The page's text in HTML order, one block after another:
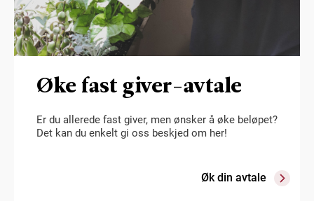
Øke fast giver-avtale
Er du allerede fast giver, men ønsker å øke beløpet?
Det kan du enkelt gi oss beskjed om her!
Øk din avtale